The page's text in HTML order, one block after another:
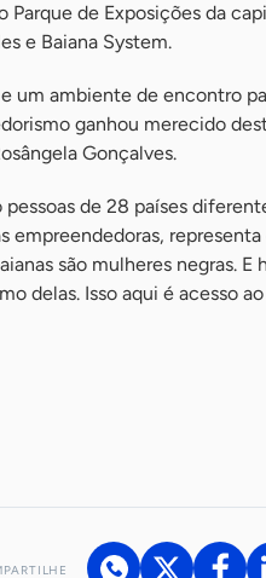
de Exposições da
e Baiana System.
um ambiente de encontro
ganhou merecido
Gonçalves.
de 28 países
empreendedoras,
são mulheres negras. E
delas. Isso aqui é acesso